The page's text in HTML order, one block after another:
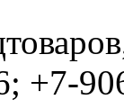
+7-